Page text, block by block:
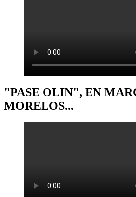
"PASE OLIN", EN
MORELOS...